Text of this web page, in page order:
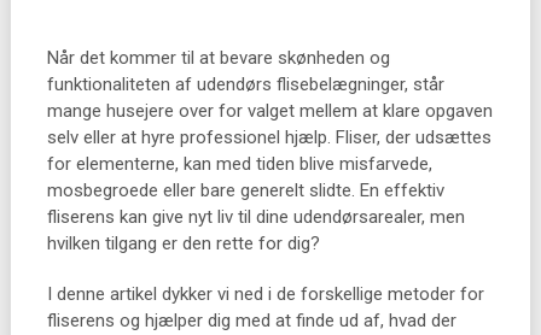
Når det kommer til at bevare skønheden og
funktionaliteten af udendørs flisebelægninger, står
mange husejere over for valget mellem at klare opgaven
selv eller at hyre professionel hjælp. Fliser, der udsættes
for elementerne, kan med tiden blive misfarvede,
mosbegroede eller bare generelt slidte. En effektiv
fliserens kan give nyt liv til dine udendørsarealer, men
hvilken tilgang er den rette for dig?
I denne artikel dykker vi ned i de forskellige metoder for
fliserens og hjælper dig med at finde ud af, hvad der